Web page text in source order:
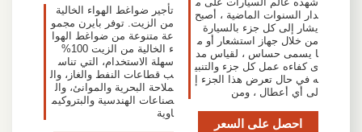
دار السنوات الماضية ، أصبح
يشار إلى كل جزء بالسيارة
من خلال جهاز استشعار أو م
ا يسمى حساس ، لقياس مد
ى كفاءه عمل كل جزء والتنبي
ه في حال تعرض هذا الجزء إ
لى أي أعطال ، ومن
احصل على السعر
تأجير ضواغط الهواء الخالية
من الزيت. توفر بايرن مجمو
عة متنوعة من ضواغط الهوا
ء الخالية من الزيت 100%
سهلة الاستخدام، التي تناس
ب قطاعات النفط والغاز، وال
ملاحة البحرية والموانئ، وال
صناعات الهندسية والبتروكيم
اوية